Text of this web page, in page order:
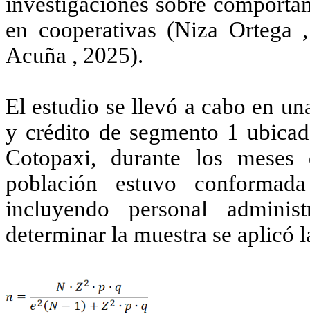
en cooperativas (Niza Ortega
Acuña , 2025).
El estudio se llevó a cabo en
y crédito de segmento 1
Cotopaxi, durante los
población estuvo
incluyendo personal
determinar la muestra se aplicó